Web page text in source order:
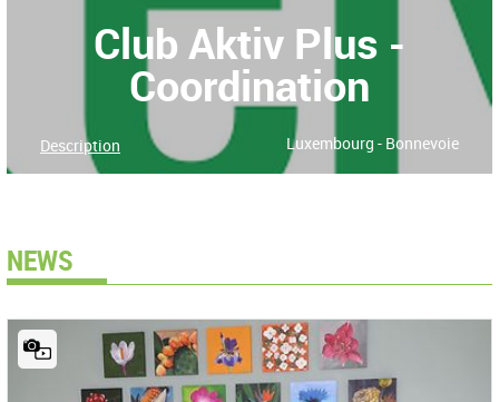
Club Aktiv Plus -
Coordination
Luxembourg - Bonnevoie
Description
NEWS